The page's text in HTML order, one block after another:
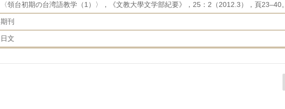
〈領台初期の台湾語教学（1）〉，《文教大學文学部紀要》，25：2（2012.3），頁23–40。
期刊
日文